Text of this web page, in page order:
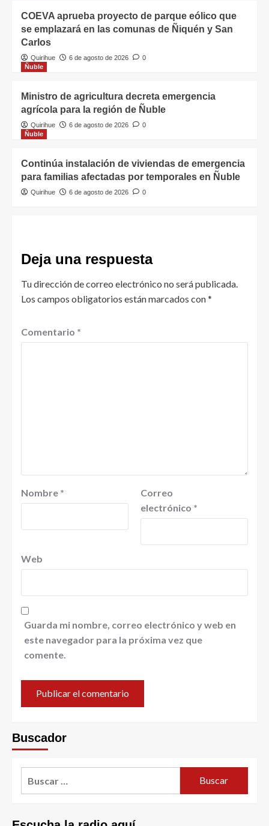
COEVA aprueba proyecto de parque eólico que
se emplazará en las comunas de Ñiquén y San
Carlos
Quirihue 6 de agosto de 2026
0
Ñuble
Ministro de agricultura decreta emergencia
agrícola para la región de Ñuble
Quirihue 6 de agosto de 2026
0
Ñuble
Continúa instalación de viviendas de emergencia
para familias afectadas por temporales en Ñuble
Quirihue 6 de agosto de 2026 0
Deja una respuesta
Tu dirección de correo electrónico no será publicada.
Los campos obligatorios están marcados con*
Comentario *
Nombre *
Correo
electrónico *
Web
Guarda mi nombre, correo electrónico y web en
este navegador para la próxima vez que
comente.
Buscador